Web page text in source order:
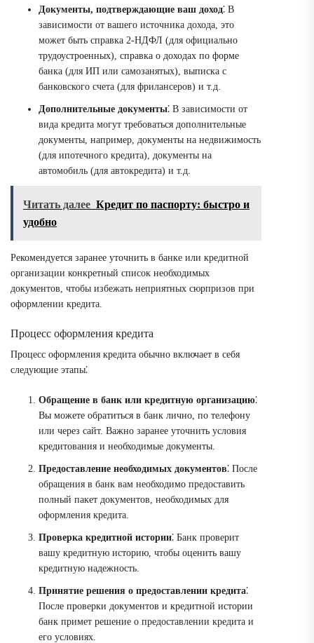
Документы, подтверждающие ваш доход⁚ В
зависимости от вашего источника дохода, это
может быть справка 2-НДФЛ (для официально
трудоустроенных), справка о доходах по форме
банка (для ИП или самозанятых), выписка с
банковского счета (для фрилансеров) и т.д.
Дополнительные документы⁚ В зависимости от
вида кредита могут требоваться дополнительные
документы, например, документы на недвижимость
(для ипотечного кредита), документы на
автомобиль (для автокредита) и т.д.
Читать далее Кредит по паспорту: быстро и
удобно
Рекомендуется заранее уточнить в банке или кредитной
организации конкретный список необходимых
документов, чтобы избежать неприятных сюрпризов при
оформлении кредита.
Процесс оформления кредита
Процесс оформления кредита обычно включает в себя
следующие этапы⁚
Обращение в банк или кредитную организацию⁚
Вы можете обратиться в банк лично, по телефону
или через сайт. Важно заранее уточнить условия
кредитования и необходимые документы.
Предоставление необходимых документов⁚ После
обращения в банк вам необходимо предоставить
полный пакет документов, необходимых для
оформления кредита.
Проверка кредитной истории⁚ Банк проверит
вашу кредитную историю, чтобы оценить вашу
кредитную надежность.
Принятие решения о предоставлении кредита⁚
После проверки документов и кредитной истории
банк примет решение о предоставлении кредита и
его условиях.